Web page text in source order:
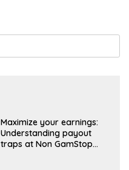
Maximize your earnings:
Understanding payout
traps at Non GamStop